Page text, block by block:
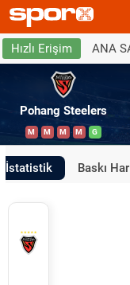
Hızlı Erişim ANA
Pohang Steelers
M M M M G
İstatistik Baskı